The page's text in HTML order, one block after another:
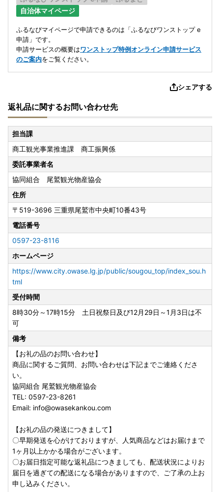
自治体マイページ
ふるなびマイページで申請できるのは「ふるなびワンストップ e
申請」です。
申請サービスの概要はワンストップ特例オンライン申請サービス
のご案内をご覧ください。
シェアする
返礼品に関するお問い合わせ先
担当課
商工観光事業推進課 商工振興係
委託事業者名
協同組合 尾鷲観光物産協会
住所
〒519-3696 三重県尾鷲市中央町10番43号
電話番号
0597-23-8116
ホームページ
https://www.city.owase.lg.jp/public/sougou_top/index_sou.h
tml
受付時間
8時30分～17時15分 土日祝祭日及び12月29日～1月3日は不
可
備考
【お礼の品のお問い合わせ】
商品に関するご質問、お問い合わせは下記までご連絡くださ
い。
協同組合 尾鷲観光物産協会
TEL: 0597-23-8261
Email: info@owasekankou.com
【お礼の品の発送につきまして】
〇早期発送を心がけておりますが、人気商品などはお届けまで
1ヶ月以上かかる場合がございます。
〇お届日指定可能な返礼品につきましても、配送状況によりお
届日を過ぎての配送になる場合がありますので、ご了承の上お
申し込みください。